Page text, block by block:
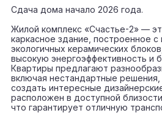
Сдача дома начало 2026 года.
Жилой комплекс «Счастье-2» —
каркасное здание, построенное с
экологичных керамических
высокую энергоэффективность и
Квартиры предлагают
включая нестандартные
создать интересные
расположен в доступной
что гарантирует отличную